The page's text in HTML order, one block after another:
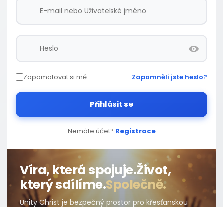
Zapamatovat si mě Zapomněli jste heslo?
Přihlásit se
Nemáte účet? Registrace
Víra, která spojuje.Život,
který sdílíme.Společně.
Unity Christ je bezpečný prostor pro křesťanskou